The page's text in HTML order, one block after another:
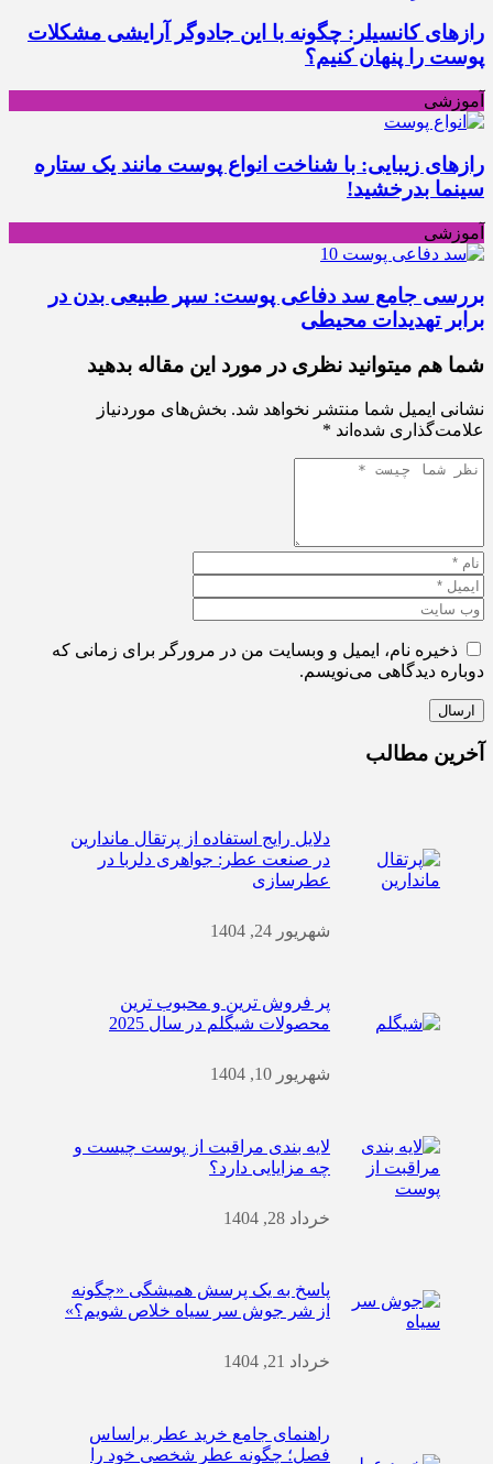
رازهای کانسیلر: چگونه با این جادوگر آرایشی مشکلات
پوست را پنهان کنیم؟
آموزشی
رازهای زیبایی: با شناخت انواع پوست مانند یک ستاره
سینما بدرخشید!
آموزشی
بررسی جامع سد دفاعی پوست: سپر طبیعی بدن در
برابر تهدیدات محیطی
شما هم میتوانید نظری در مورد این مقاله بدهید
نشانی ایمیل شما منتشر نخواهد شد. بخش‌های موردنیاز
علامت‌گذاری شده‌اند *
ذخیره نام، ایمیل و وبسایت من در مرورگر برای زمانی که
دوباره دیدگاهی می‌نویسم.
ارسال
آخرین مطالب
دلایل رایج استفاده از پرتقال ماندارین
در صنعت عطر: جواهری دلربا در
عطرسازی
شهریور 24, 1404
پر فروش ترین و محبوب ترین
محصولات شیگلم در سال 2025
شهریور 10, 1404
لایه بندی مراقبت از پوست چیست و
چه مزایایی دارد؟
خرداد 28, 1404
پاسخ به یک پرسش همیشگی «چگونه
از شر جوش سر سیاه خلاص شویم؟»
خرداد 21, 1404
راهنمای جامع خرید عطر براساس
فصل؛ چگونه عطر شخصی خود را